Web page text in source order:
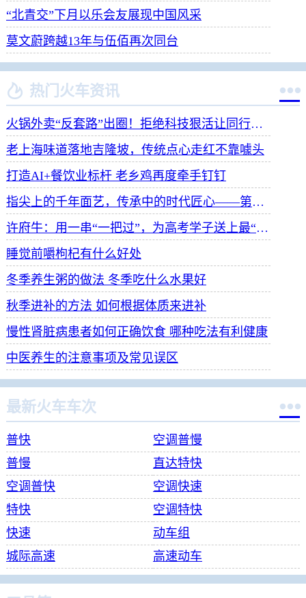
“北青交”下月以乐会友展现中国风采
莫文蔚跨越13年与伍佰再次同台
 热门火车资讯 
火锅外卖“反套路”出圈！拒绝科技狠活让同行颤抖
老上海味道落地吉隆坡，传统点心走红不靠噱头
打造AI+餐饮业标杆 老乡鸡再度牵手钉钉
指尖上的千年面艺，传承中的时代匠心——第八届“安琪酵母杯”中华发酵面食大赛武汉赛区开赛
许府牛：用一串“一把过”，为高考学子送上最“牛”祝福
睡觉前嚼枸杞有什么好处
冬季养生粥的做法 冬季吃什么水果好
秋季进补的方法 如何根据体质来进补
慢性肾脏病患者如何正确饮食 哪种吃法有利健康
中医养生的注意事项及常见误区
最新火车车次 
普快
空调普慢
普慢
直达特快
空调普快
空调快速
特快
空调特快
快速
动车组
城际高速
高速动车